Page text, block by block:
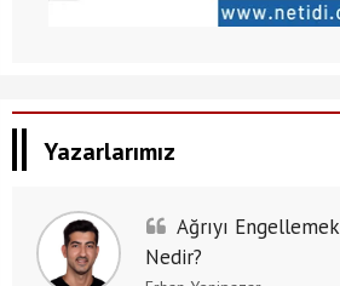
Yazarlarımız
Ağrıyı Engellemek
Nedir?